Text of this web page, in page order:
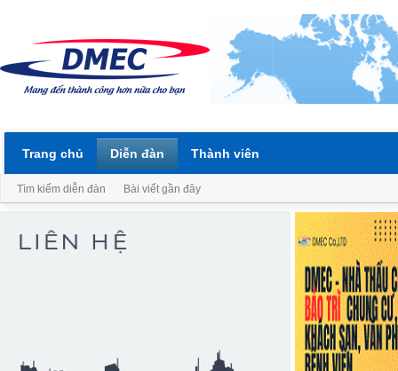
Trang chủ Diễn đàn
Tìm kiếm diễn đàn Bài viết gần đây
Thành viên